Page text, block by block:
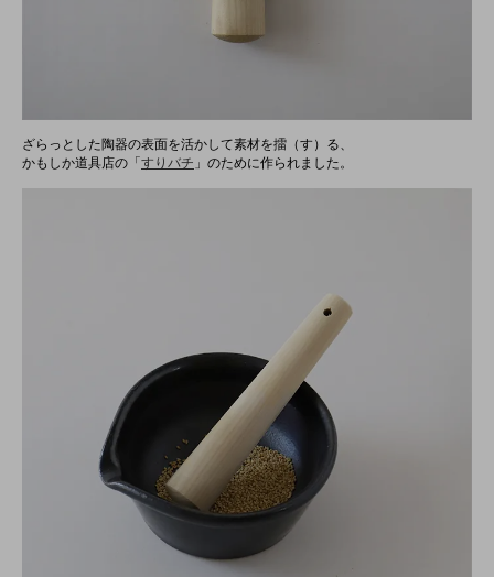
ざらっとした陶器の表面を活かして素材を擂（す）る、
かもしか道具店の「 すりバチ 」のために作られました。